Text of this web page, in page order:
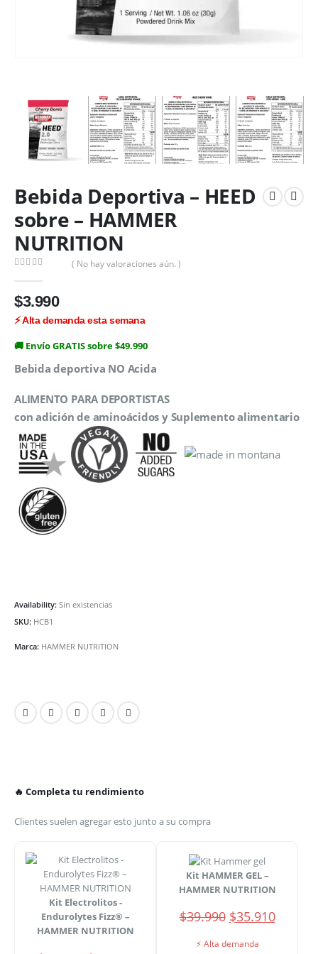
Bebida Deportiva – HEED
sobre – HAMMER
NUTRITION
( No hay valoraciones aún. )
$3.990
🚚 Envío GRATIS sobre $49.990
Bebida deportiva NO Acida
ALIMENTO PARA DEPORTISTAS
con adición de aminoácidos y Suplemento alimentario
Availability: Sin existencias
SKU: HCB1
Marca: HAMMER NUTRITION
🔥 Completa tu rendimiento
Clientes suelen agregar esto junto a su compra
Kit Electrolitos -
Endurolytes Fizz® –
HAMMER NUTRITION
Kit HAMMER GEL –
HAMMER NUTRITION
$39.990 El
original
$35.910El
⚡ Alta demanda